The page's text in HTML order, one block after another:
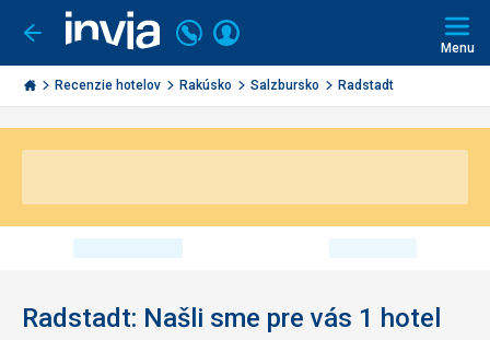
Ísť
späť
Invia.sk
Volajte
+421
2
3221
Prihlásiť
Menu
Recenzie hotelov Rakúsko Salzbursko Radstadt
Radstadt: Našli sme pre vás 1 hotel